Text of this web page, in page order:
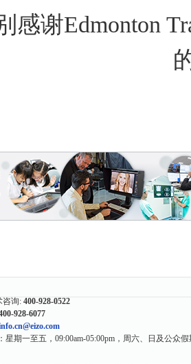
感谢Edmonton
咨询: 400-928-0522
928-6077
星期一至五，09:00am-05:00pm，周六、日及公众